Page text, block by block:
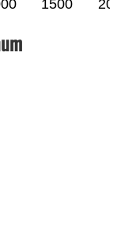
1500